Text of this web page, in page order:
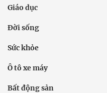
Giáo dục
Đời sống
Sức khỏe
Ô tô xe máy
Bất động sản